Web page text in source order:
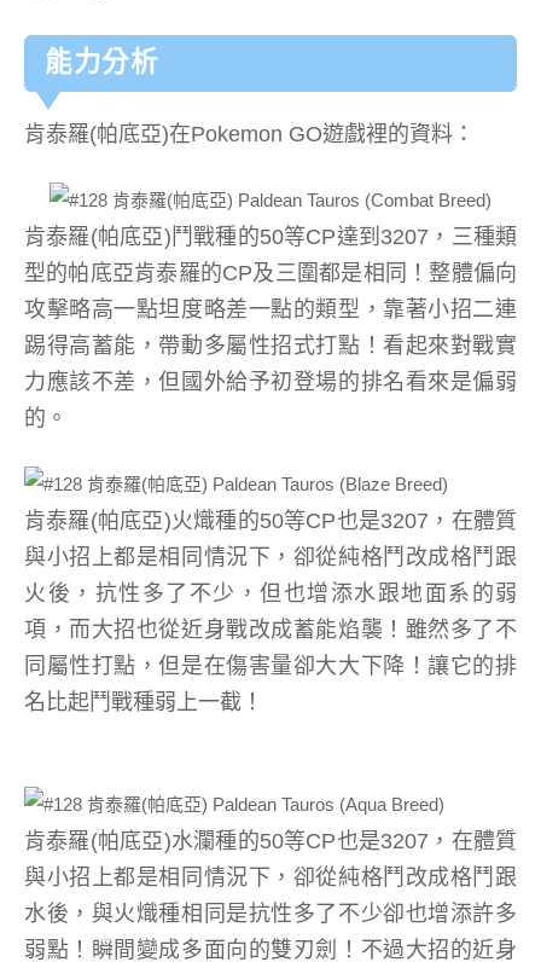
能力分析
肯泰羅(帕底亞)在Pokemon GO遊戲裡的資料：
肯泰羅(帕底亞)鬥戰種的50等CP達到3207，三種類
型的帕底亞肯泰羅的CP及三圍都是相同！整體偏向
攻擊略高一點坦度略差一點的類型，靠著小招二連
踢得高蓄能，帶動多屬性招式打點！看起來對戰實
力應該不差，但國外給予初登場的排名看來是偏弱
的。
肯泰羅(帕底亞)火熾種的50等CP也是3207，在體質
與小招上都是相同情況下，卻從純格鬥改成格鬥跟
火後，抗性多了不少，但也增添水跟地面系的弱
項，而大招也從近身戰改成蓄能焰襲！雖然多了不
同屬性打點，但是在傷害量卻大大下降！讓它的排
名比起鬥戰種弱上一截！
肯泰羅(帕底亞)水瀾種的50等CP也是3207，在體質
與小招上都是相同情況下，卻從純格鬥改成格鬥跟
水後，與火熾種相同是抗性多了不少卻也增添許多
弱點！瞬間變成多面向的雙刃劍！不過大招的近身